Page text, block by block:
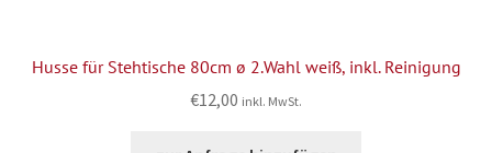
Husse für Stehtische 80cm ø 2.Wahl weiß, inkl. Reinigung
€12,00 inkl. MwSt.